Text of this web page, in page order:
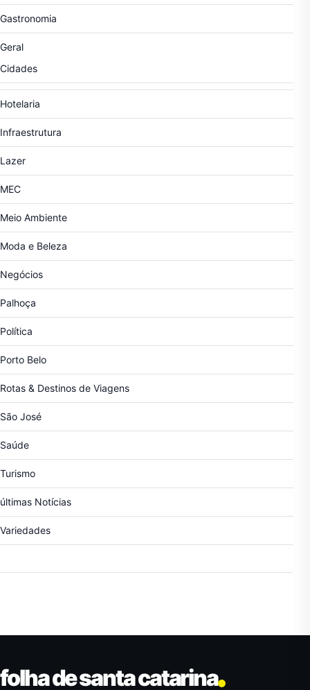
Gastronomia
Geral
Cidades
Hotelaria
Infraestrutura
Lazer
MEC
Meio Ambiente
Moda e Beleza
Negócios
Palhoça
Política
Porto Belo
Rotas & Destinos de Viagens
São José
Saúde
Turismo
últimas Notícias
Variedades
folha de santa catarina